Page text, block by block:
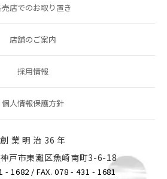
店でのお取り置き
店舗のご案内
採用情報
個人情報保護方針
創 業 明 治 36 年
戸市東灘区魚崎南町3-6-18
- 1682 / FAX. 078 - 431 - 1681